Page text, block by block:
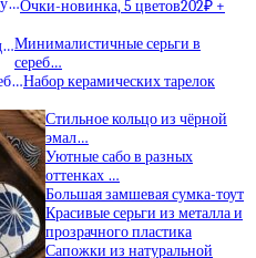
Очки-новинка, 5 цветов202₽ +
Минималистичные серьги в
сереб…
Набор керамических тарелок
Стильное кольцо из чёрной
эмал…
Уютные сабо в разных
оттенках …
Большая замшевая сумка-тоут
Красивые серьги из металла и
прозрачного пластика
Сапожки из натуральной